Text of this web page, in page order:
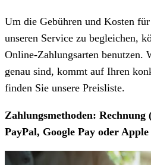
Um die Gebühren und Kosten
unseren Service zu begleichen,
Online-Zahlungsarten benutzen.
genau sind, kommt auf Ihren
finden Sie unsere Preisliste.
Zahlungsmethoden:
PayPal, Google Pay oder Apple